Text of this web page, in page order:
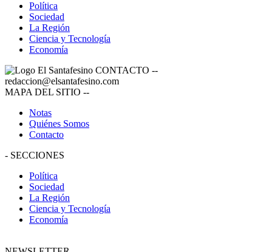
Política
Sociedad
La Región
Ciencia y Tecnología
Economía
CONTACTO --
redaccion@elsantafesino.com
MAPA DEL SITIO --
Notas
Quiénes Somos
Contacto
- SECCIONES
Política
Sociedad
La Región
Ciencia y Tecnología
Economía